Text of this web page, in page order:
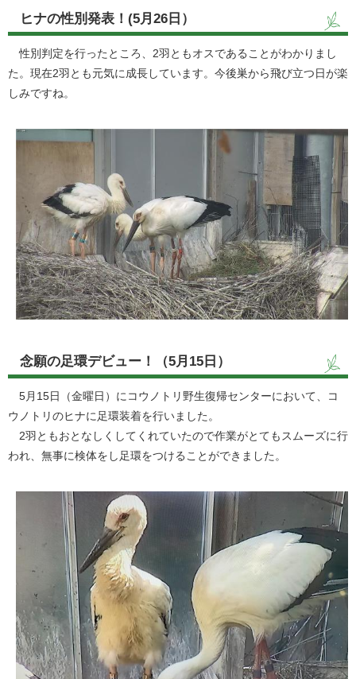
ヒナの性別発表！(5月26日）
性別判定を行ったところ、2羽ともオスであることがわかりまし
た。現在2羽とも元気に成長しています。今後巣から飛び立つ日が楽
しみですね。
念願の足環デビュー！（5月15日）
5月15日（金曜日）にコウノトリ野生復帰センターにおいて、コ
ウノトリのヒナに足環装着を行いました。
2羽ともおとなしくしてくれていたので作業がとてもスムーズに行
われ、無事に検体をし足環をつけることができました。